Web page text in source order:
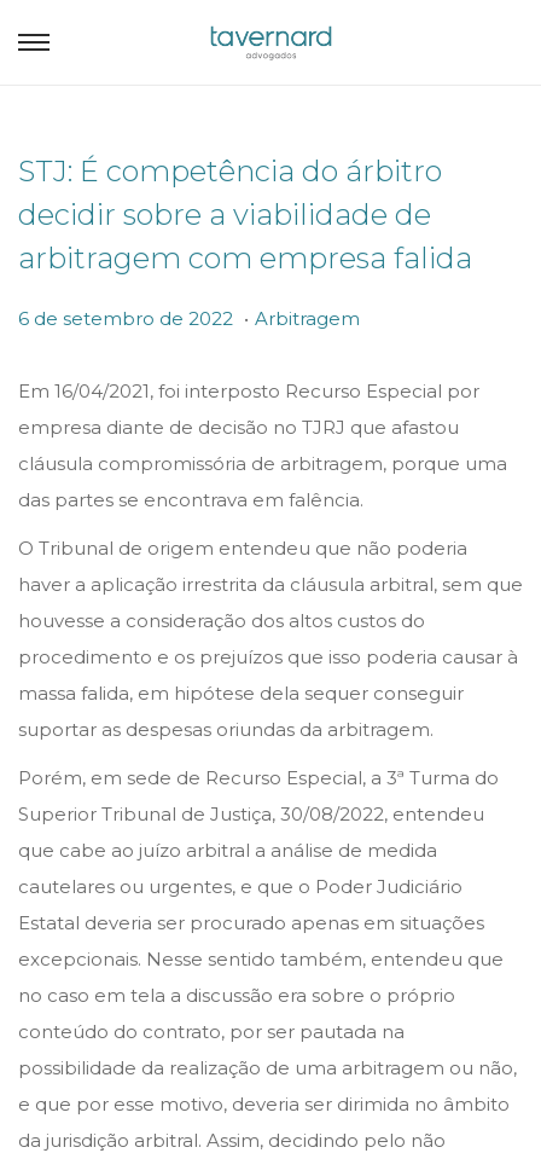
STJ: É competência do árbitro
decidir sobre a viabilidade de
arbitragem com empresa falida
P
s
t
e
d
6 de setembro de 2022 6
e
s
e
t
2
0
2
2
. P
s
t
e
d
Arbitragem
Em 16/04/2021, foi interposto Recurso Especial por
empresa diante de decisão no TJRJ que afastou
cláusula compromissória de arbitragem, porque uma
das partes se encontrava em falência.
O Tribunal de origem entendeu que não poderia
haver a aplicação irrestrita da cláusula arbitral, sem que
houvesse a consideração dos altos custos do
procedimento e os prejuízos que isso poderia causar à
massa falida, em hipótese dela sequer conseguir
suportar as despesas oriundas da arbitragem.
Porém, em sede de Recurso Especial, a 3ª Turma do
Superior Tribunal de Justiça, 30/08/2022, entendeu
que cabe ao juízo arbitral a análise de medida
cautelares ou urgentes, e que o Poder Judiciário
Estatal deveria ser procurado apenas em situações
excepcionais. Nesse sentido também, entendeu que
no caso em tela a discussão era sobre o próprio
conteúdo do contrato, por ser pautada na
possibilidade da realização de uma arbitragem ou não,
e que por esse motivo, deveria ser dirimida no âmbito
da jurisdição arbitral. Assim, decidindo pelo não